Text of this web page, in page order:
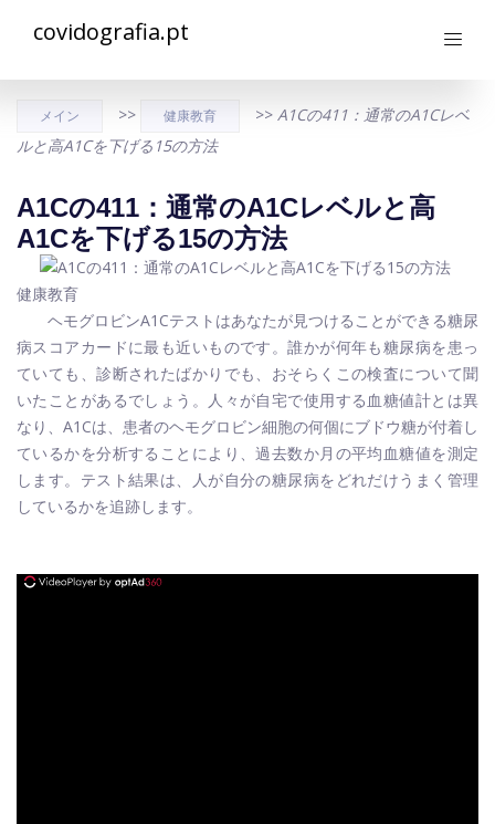
covidografia.pt
メイン >> 健康教育 >> A1Cの411：通常のA1Cレベ
ルと高A1Cを下げる15の方法
A1Cの411：通常のA1Cレベルと高
A1Cを下げる15の方法
健康教育
ヘモグロビンA1Cテストはあなたが見つけることができる糖尿
病スコアカードに最も近いものです。誰かが何年も糖尿病を患っ
ていても、診断されたばかりでも、おそらくこの検査について聞
いたことがあるでしょう。人々が自宅で使用する血糖値計とは異
なり、A1Cは、患者のヘモグロビン細胞の何個にブドウ糖が付着し
ているかを分析することにより、過去数か月の平均血糖値を測定
します。テスト結果は、人が自分の糖尿病をどれだけうまく管理
しているかを追跡します。